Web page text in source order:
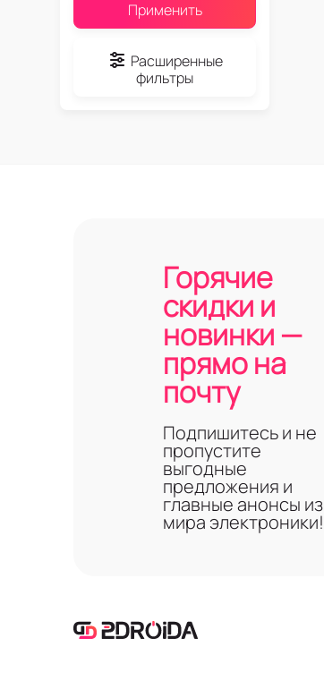
Применить
Расширенные
фильтры
Горячие
скидки и
новинки —
прямо на
почту
Подпишитесь и не
пропустите
выгодные
предложения и
главные анонсы из
мира электроники!